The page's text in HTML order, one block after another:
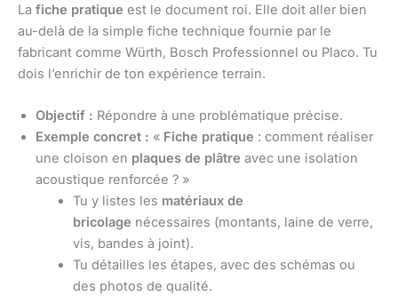
La fiche pratique est le document roi. Elle doit aller bien
au-delà de la simple fiche technique fournie par le
fabricant comme Würth, Bosch Professionnel ou Placo. Tu
dois l’enrichir de ton expérience terrain.
Objectif : Répondre à une problématique précise.
Exemple concret : « Fiche pratique : comment réaliser
une cloison en plaques de plâtre avec une isolation
acoustique renforcée ? »
Tu y listes les matériaux de
bricolage nécessaires (montants, laine de verre,
vis, bandes à joint).
Tu détailles les étapes, avec des schémas ou
des photos de qualité.